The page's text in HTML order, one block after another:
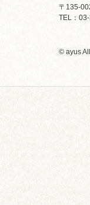
〒135-
TEL：
© ayus